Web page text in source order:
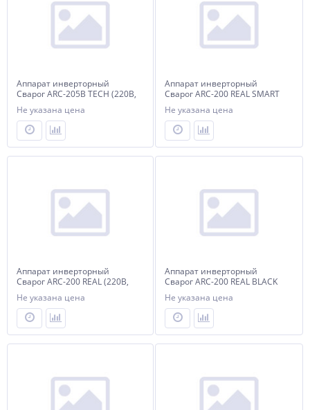
Аппарат инверторный
Сварог ARC-205В TECH (220В,
10-200А) (Z-203)
Не указана цена
Аппарат инверторный
Сварог ARC-200 REAL SMART
(220В, 20-200А) (Z28303) Black
Не указана цена
Аппарат инверторный
Сварог ARC-200 REAL (220В,
15-200А) (Z238N)
Не указана цена
Аппарат инверторный
Сварог ARC-200 REAL BLACK
(220В, 15-200А) (Z238N)
Не указана цена